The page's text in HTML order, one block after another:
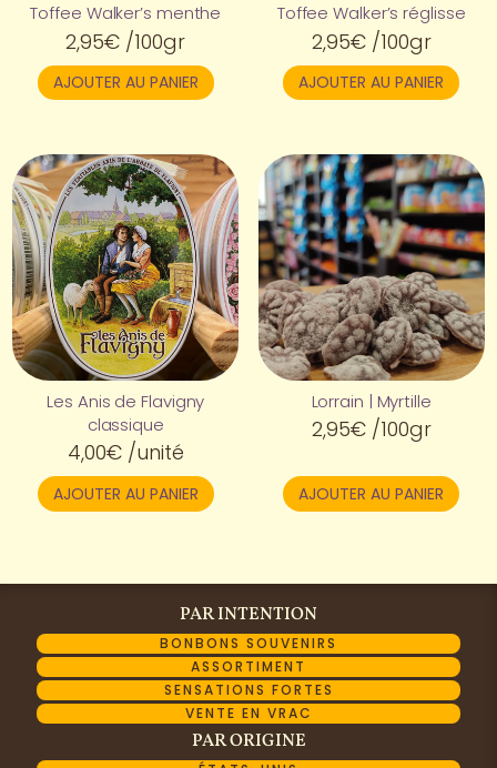
Toffee Walker’s menthe
2,95€ /100gr
AJOUTER AU PANIER
Toffee Walker’s réglisse
2,95€ /100gr
AJOUTER AU PANIER
Les Anis de Flavigny
classique
4,00€ /unité
AJOUTER AU PANIER
Lorrain | Myrtille
2,95€ /100gr
AJOUTER AU PANIER
PAR INTENTION
BONBONS SOUVENIRS
ASSORTIMENT
SENSATIONS FORTES
VENTE EN VRAC
PAR ORIGINE